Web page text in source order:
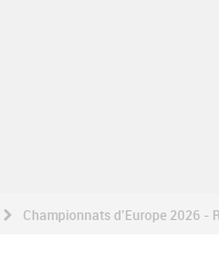
Championnats d'Europe 2026 -